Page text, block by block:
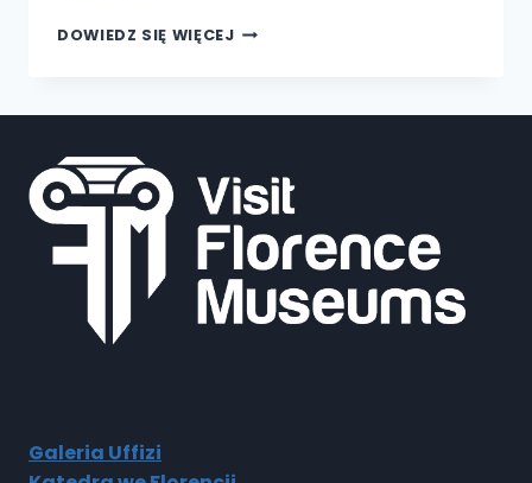
DOWIEDZ SIĘ WIĘCEJOTO
FLORENCJI
Galeria Uffizi